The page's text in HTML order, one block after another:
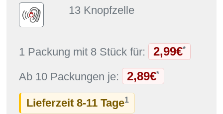
13 Knopfzelle
1 Packung mit 8 Stück für: 2,99€*
Ab 10 Packungen je: 2,89€*
Lieferzeit 8-11 Tage1